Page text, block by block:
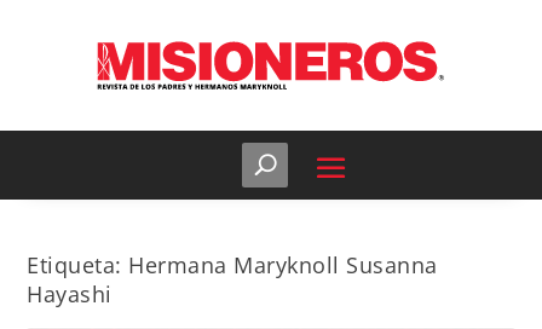
Etiqueta: Hermana Maryknoll Susanna
Hayashi